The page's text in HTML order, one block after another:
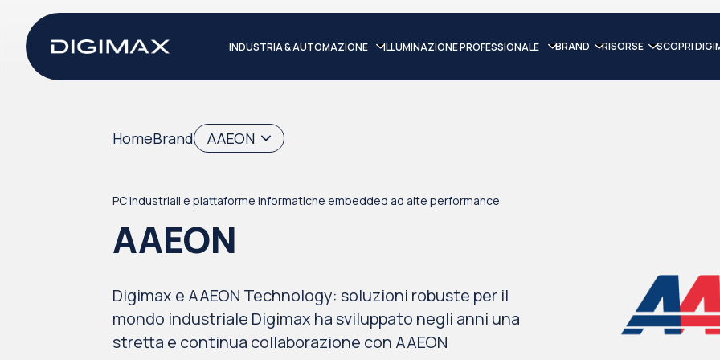
INDUSTRIA & AUTOMAZIONE ILLUMINAZIONE PROFESSIONALE BRAND RISORSE SCOPRI
HomeBrand AAEON
PC industriali e piattaforme informatiche embedded ad alte performance
AAEON
Digimax e AAEON Technology: soluzioni robuste per il
mondo industriale Digimax ha sviluppato negli anni una
stretta e continua collaborazione con AAEON